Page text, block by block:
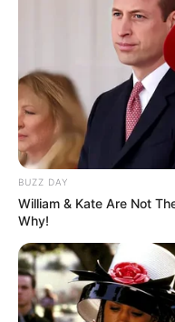
Залишити
Щоб відправити
авторизуватись.
Погода
Ужгород
BUZZ DAY
William & Kate Are Not
Why!